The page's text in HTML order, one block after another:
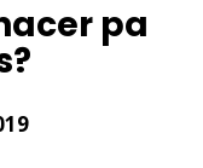
pa